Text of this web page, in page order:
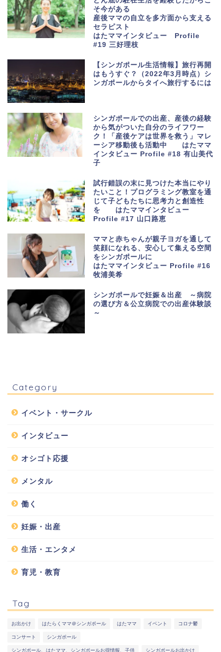
そ今がある
産後ママの自立を多方面から支える
セラピスト
はたママインタビュー Profile
#19 三好理枝
【シンガポール生活情報】旅行再開
はもうすぐ？（2022年3月時点）シ
ンガポールからタイへ旅行するには
シンガポールでの出産、産後の経験
から気がついた自分のライフワー
ク！「産後ケアは世界を救う」マレ
ーシア移動後も活動中 はたママ
インタビュー Profile #18 有山美代
子
試行錯誤の末に見つけた本当にやり
たいこと！プログラミング教室を通
じて子どもたちに思考力と創造性
を はたママインタビュー
Profile #17 山口路恵
ママと赤ちゃんが親子ヨガを通して
笑顔になれる、安心して集える空間
をシンガポールに
はたママインタビュー Profile #16
牧浦美希
シンガポールで妊娠＆出産 ～病院
の選び方＆公立病院での出産体験談
～
Category
イベント・サークル
インタビュー
オシゴト応援
メンタル
働く
妊娠・出産
生活・エンタメ
育児・教育
Tag
お出かけ はたらくママ＠シンガポール はたママ イベント コロナ鬱
コンサート シンガポール
シンガポール、はたママ、シンガポールお得情報、子供 シンガポールお出かけ